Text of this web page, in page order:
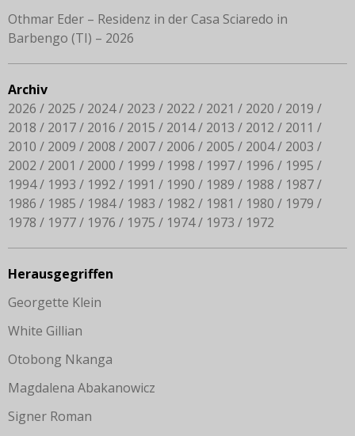
Othmar Eder – Residenz in der Casa Sciaredo in
Barbengo (TI) – 2026
Archiv
2026
2025 2024 2023 2022 2021 2020
2019
2018
2017 2016 2015 2014 2013 2012
2011
2010
2009 2008 2007 2006 2005 2004
2003
2002
2001 2000 1999 1998 1997 1996
1995
1994
1993 1992 1991 1990 1989 1988
1987
1986
1985 1984 1983 1982 1981 1980
1979
1978
1977 1976 1975 1974 1973 1972
Herausgegriffen
Georgette Klein
White Gillian
Otobong Nkanga
Magdalena Abakanowicz
Signer Roman